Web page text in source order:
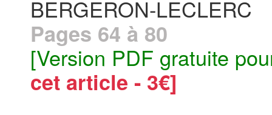
BERGERON-LECLERC
Pages 64 à 80
[Version PDF gratuite
cet article - 3€]